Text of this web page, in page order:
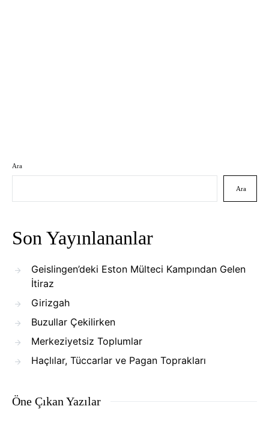
Ara
Ara
Son Yayınlananlar
Geislingen’deki Eston Mülteci Kampından Gelen
İtiraz
Girizgah
Buzullar Çekilirken
Merkeziyetsiz Toplumlar
Haçlılar, Tüccarlar ve Pagan Toprakları
Öne Çıkan Yazılar